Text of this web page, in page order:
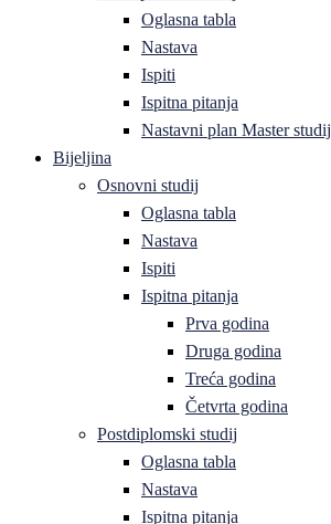
Oglasna tabla
Nastava
Ispiti
Ispitna pitanja
Nastavni plan Master studij
Bijeljina
Osnovni studij
Oglasna tabla
Nastava
Ispiti
Ispitna pitanja
Prva godina
Druga godina
Treća godina
Četvrta godina
Postdiplomski studij
Oglasna tabla
Nastava
Ispitna pitanja